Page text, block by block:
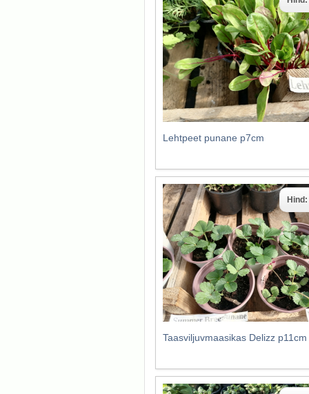
Lehtpeet punane p7cm
Taasviljuvmaasikas Delizz p11cm
Hind: